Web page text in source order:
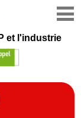
et l'industrie